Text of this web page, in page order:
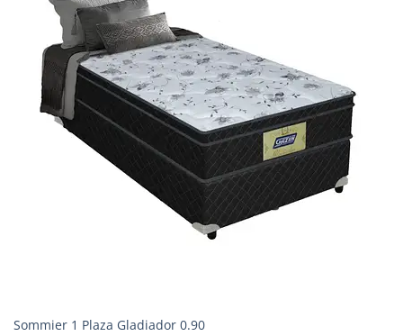
Sommier 1 Plaza Gladiador 0.90